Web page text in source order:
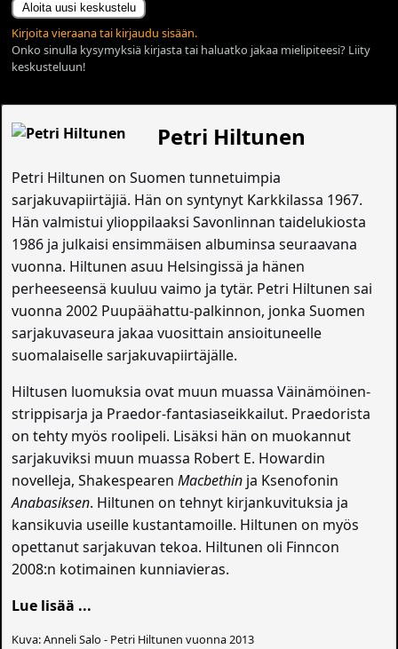
Aloita uusi keskustelu
Kirjoita vieraana tai kirjaudu sisään.
Onko sinulla kysymyksiä kirjasta tai haluatko jakaa mielipiteesi? Liity
keskusteluun!
Petri Hiltunen
Petri Hiltunen on Suomen tunnetuimpia
sarjakuvapiirtäjiä. Hän on syntynyt Karkkilassa 1967.
Hän valmistui ylioppilaaksi Savonlinnan taidelukiosta
1986 ja julkaisi ensimmäisen albuminsa seuraavana
vuonna. Hiltunen asuu Helsingissä ja hänen
perheeseensä kuuluu vaimo ja tytär. Petri Hiltunen sai
vuonna 2002 Puupäähattu-palkinnon, jonka Suomen
sarjakuvaseura jakaa vuosittain ansioituneelle
suomalaiselle sarjakuvapiirtäjälle.
Hiltusen luomuksia ovat muun muassa Väinämöinen-
strippisarja ja Praedor-fantasiaseikkailut. Praedorista
on tehty myös roolipeli. Lisäksi hän on muokannut
sarjakuviksi muun muassa Robert E. Howardin
novelleja, ShakespearenMacbethin ja Ksenofonin
Anabasiksen. Hiltunen on tehnyt kirjankuvituksia ja
kansikuvia useille kustantamoille. Hiltunen on myös
opettanut sarjakuvan tekoa. Hiltunen oli Finncon
2008:n kotimainen kunniavieras.
Lue lisää ...
Kuva: Anneli Salo - Petri Hiltunen vuonna 2013